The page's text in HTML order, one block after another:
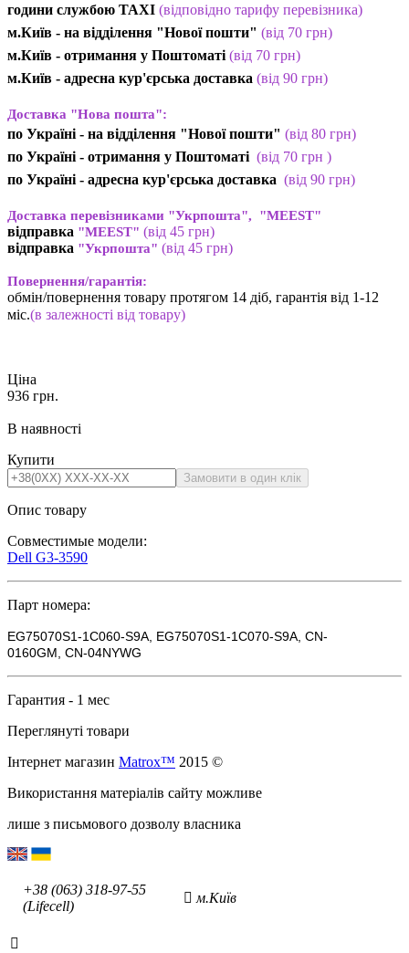
години службою TAXI (відповідно тарифу перевізника)
м.Київ - на відділення "Нової пошти" (від 70 грн)
м.Київ - отримання у Поштоматі (від 70 грн)
м.Київ - адресна кур'єрська доставка (від 90 грн)
Доставка "Нова пошта":
по Україні - на відділення "Нової пошти" (від 80 грн)
по Україні - отримання у Поштоматі (від 70 грн )
по Україні - адресна кур'єрська доставка (від 90 грн)
Доставка перевізниками "Укрпошта", "MEEST"
відправка "MEEST" (від 45 грн)
відправка "Укрпошта" (від 45 грн)
Повернення/гарантія:
обмін/повернення товару протягом 14 діб, гарантія від 1-12
міс.(в залежності від товару)
Ціна
936 грн.
В наявності
Купити
Опис товару
Совместимые модели:
Dell G3-3590
Парт номера:
EG75070S1-1C060-S9A, EG75070S1-1C070-S9A , CN-
0160GM, CN-04NYWG
Гарантия - 1 мес
Переглянуті товари
Інтернет магазин Matrox™ 2015 ©
Використання матеріалів сайту можливе
лише з письмового дозволу власника
+38 (063) 318-97-55
(Lifecell)
м.Київ